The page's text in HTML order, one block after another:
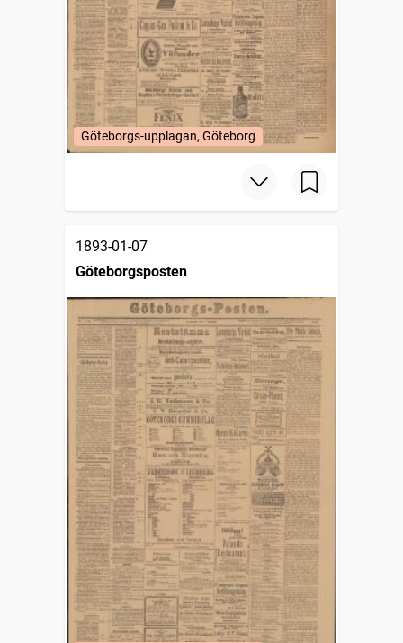
Göteborgs-upplagan, Göteborg
1893-01-07
Göteborgsposten